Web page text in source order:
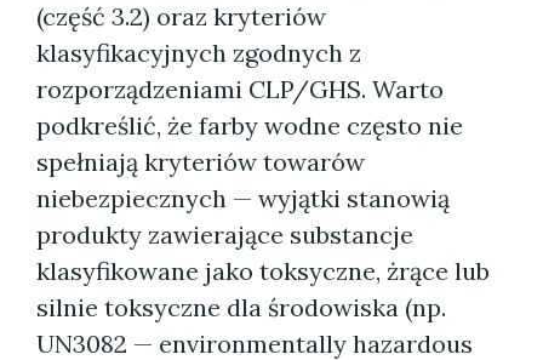
(część 3.2) oraz kryteriów
klasyfikacyjnych zgodnych z
rozporządzeniami CLP/GHS. Warto
podkreślić, że farby wodne często nie
spełniają kryteriów towarów
niebezpiecznych — wyjątki stanowią
produkty zawierające substancje
klasyfikowane jako toksyczne, żrące lub
silnie toksyczne dla środowiska (np.
UN3082 — environmentally hazardous